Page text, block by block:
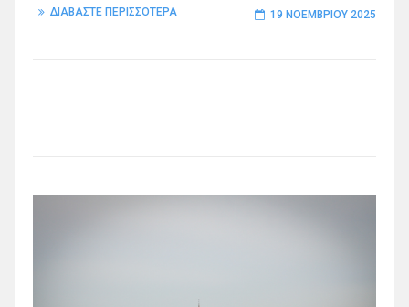
ΔΙΑΒΑΣΤΕ ΠΕΡΙΣΣΟΤΕΡΑ 19 ΝΟΕΜΒΡΊΟΥ 2025